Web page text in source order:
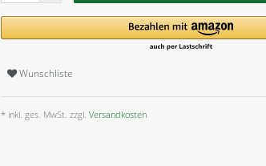
Wunschliste
* inkl. ges. MwSt. zzgl. Versandkosten